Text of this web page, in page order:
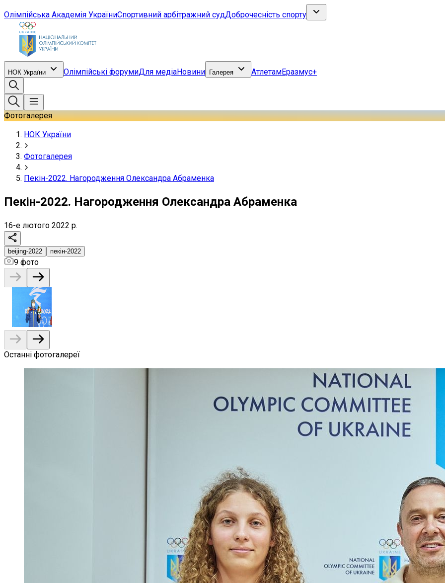
Олімпійська Академія УкраїниСпортивний арбітражний судДоброчесність спорту
НОК України Олімпійські форумиДля медіаНовини Галерея АтлетамЕразмус+
Фотогалерея
НОК України
Фотогалерея
Пекін-2022. Нагородження Олександра Абраменка
Пекін-2022. Нагородження Олександра Абраменка
16-е лютого 2022 р.
beijing-2022 пекін-2022
9 фото
Останні фотогалереї